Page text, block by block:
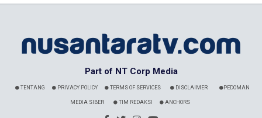
Part of NT Corp Media
TENTANG PRIVACY POLICY TERMS OF SERVICES DISCLAIMER PEDOMAN
MEDIA SIBER TIM REDAKSI ANCHORS